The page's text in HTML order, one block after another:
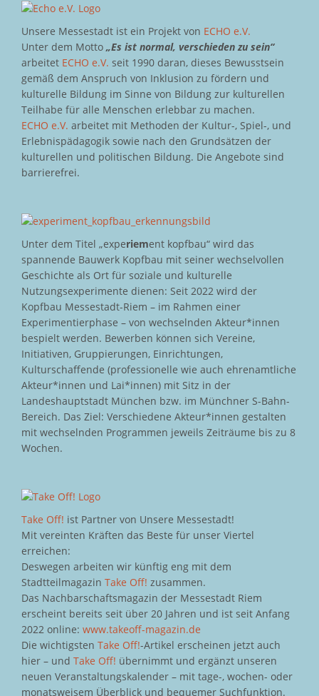
Unsere Messestadt ist ein Projekt von ECHO e.V.
Unter dem Motto „Es ist normal, verschieden zu sein“
arbeitet ECHO e.V. seit 1990 daran, dieses Bewusstsein
gemäß dem Anspruch von Inklusion zu fördern und
kulturelle Bildung im Sinne von Bildung zur kulturellen
Teilhabe für alle Menschen erlebbar zu machen.
ECHO e.V. arbeitet mit Methoden der Kultur-, Spiel-, und
Erlebnispädagogik sowie nach den Grundsätzen der
kulturellen und politischen Bildung. Die Angebote sind
barrierefrei.
Unter dem Titel „experiement kopfbau“ wird das
spannende Bauwerk Kopfbau mit seiner wechselvollen
Geschichte als Ort für soziale und kulturelle
Nutzungsexperimente dienen: Seit 2022 wird der
Kopfbau Messestadt-Riem – im Rahmen einer
Experimentierphase – von wechselnden Akteur*innen
bespielt werden. Bewerben können sich Vereine,
Initiativen, Gruppierungen, Einrichtungen,
Kulturschaffende (professionelle wie auch ehrenamtliche
Akteur*innen und Lai*innen) mit Sitz in der
Landeshauptstadt München bzw. im Münchner S-Bahn-
Bereich. Das Ziel: Verschiedene Akteur*innen gestalten
mit wechselnden Programmen jeweils Zeiträume bis zu 8
Wochen.
Take Off! ist Partner von Unsere Messestadt!
Mit vereinten Kräften das Beste für unser Viertel
erreichen:
Deswegen arbeiten wir künftig eng mit dem
Stadtteilmagazin Take Off! zusammen.
Das Nachbarschaftsmagazin der Messestadt Riem
erscheint bereits seit über 20 Jahren und ist seit Anfang
2022 online: www.takeoff-magazin.de
Die wichtigsten Take Off!-Artikel erscheinen jetzt auch
hier – und Take Off! übernimmt und ergänzt unseren
neuen Veranstaltungskalender – mit tage-, wochen- oder
monatsweisem Überblick und bequemer Suchfunktion.